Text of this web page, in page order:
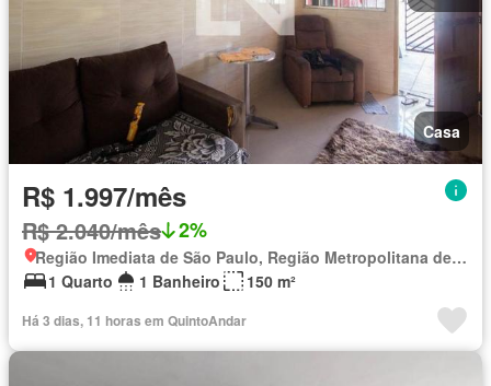
Casa
R$ 1.997/mês
R$ 2.040/mês 2%
Região Imediata de São Paulo, Região Metropolitana de São Paulo
1 Quarto
1 Banheiro 150 m²
Há 3 dias, 11 horas em QuintoAndar